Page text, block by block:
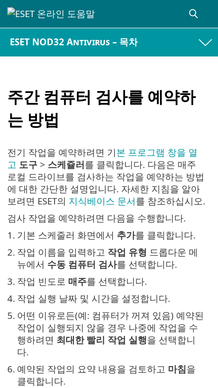
ESET NOD32 Antivirus – 목차
주간 컴퓨터 검사를 예약하
는 방법
전기 작업을 예약하려면 기본 프로그램 창을 열
고 도구 > 스케쥴러를 클릭합니다. 다음은 매주
로컬 드라이브를 검사하는 작업을 예약하는 방법
에 대한 간단한 설명입니다. 자세한 지침을 알아
보려면 ESET의 지식베이스 문서를 참조하십시오.
검사 작업을 예약하려면 다음을 수행합니다.
1. 기본 스케줄러 화면에서 추가를 클릭합니다.
2. 작업 이름을 입력하고 작업 유형 드롭다운 메
뉴에서 수동 컴퓨터 검사를 선택합니다.
3. 작업 빈도로 매주를 선택합니다.
4. 작업 실행 날짜 및 시간을 설정합니다.
5. 어떤 이유로든(예: 컴퓨터가 꺼져 있음) 예약된
작업이 실행되지 않을 경우 나중에 작업을 수
행하려면 최대한 빨리 작업 실행을 선택합니
다.
6. 예약된 작업의 요약 내용을 검토하고 마침을
클릭합니다.